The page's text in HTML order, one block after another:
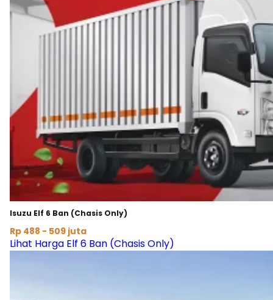
Isuzu Elf 6 Ban (Chasis Only)
Rp 488 - 509 juta
Lihat Harga Elf 6 Ban (Chasis Only)